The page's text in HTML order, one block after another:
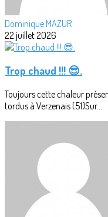
Dominique MAZUR
22 juillet 2026
Trop chaud !!! 😎.
Toujours cette chaleur
tordus à Verzenais (51)Sur...